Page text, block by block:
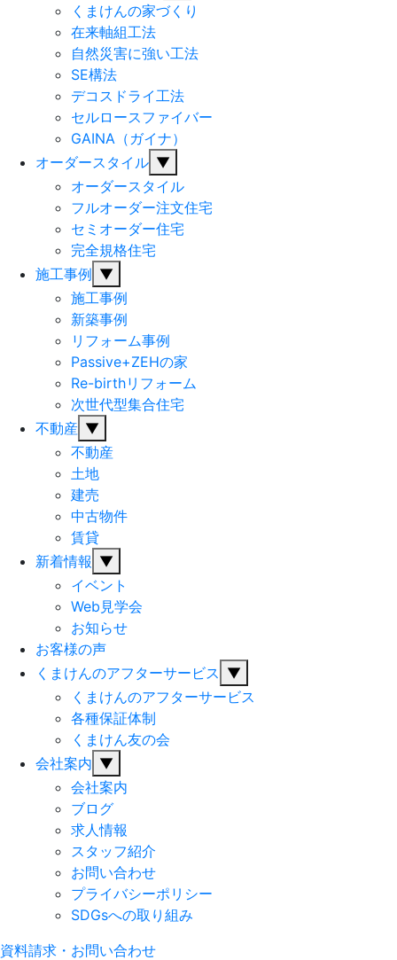
くまけんの家づくり
在来軸組工法
自然災害に強い工法
SE構法
デコスドライ工法
セルロースファイバー
GAINA（ガイナ）
オーダースタイル ▼
オーダースタイル
フルオーダー注文住宅
セミオーダー住宅
完全規格住宅
施工事例 ▼
施工事例
新築事例
リフォーム事例
Passive+ZEHの家
Re-birthリフォーム
次世代型集合住宅
不動産 ▼
不動産
土地
建売
中古物件
賃貸
新着情報 ▼
イベント
Web見学会
お知らせ
お客様の声
くまけんのアフターサービス ▼
くまけんのアフターサービス
各種保証体制
くまけん友の会
会社案内 ▼
会社案内
ブログ
求人情報
スタッフ紹介
お問い合わせ
プライバシーポリシー
SDGsへの取り組み
資料請求・お問い合わせ